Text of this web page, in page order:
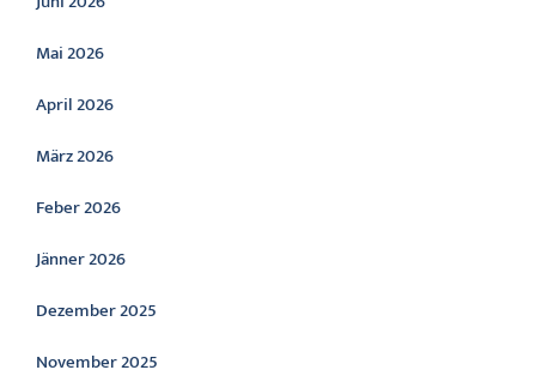
Mai 2026
April 2026
März 2026
Feber 2026
Jänner 2026
Dezember 2025
November 2025